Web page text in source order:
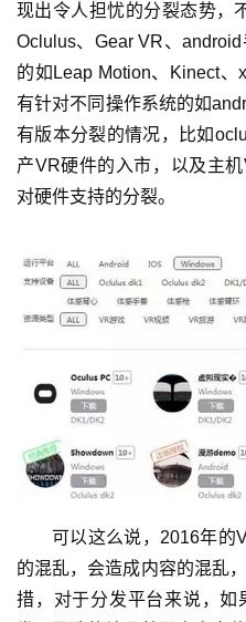
现出令人担忧的分裂态势，
Oclulus、Gear VR、
的如Leap Motion、Kinect
有针对不同操作系统的如
有版本分裂的情况，比如
产VR硬件的入市，以及主
对硬件支持的分裂。
可以这么说，2016年的
的混乱，会造成内容的混乱
措，对于分发平台来说，如